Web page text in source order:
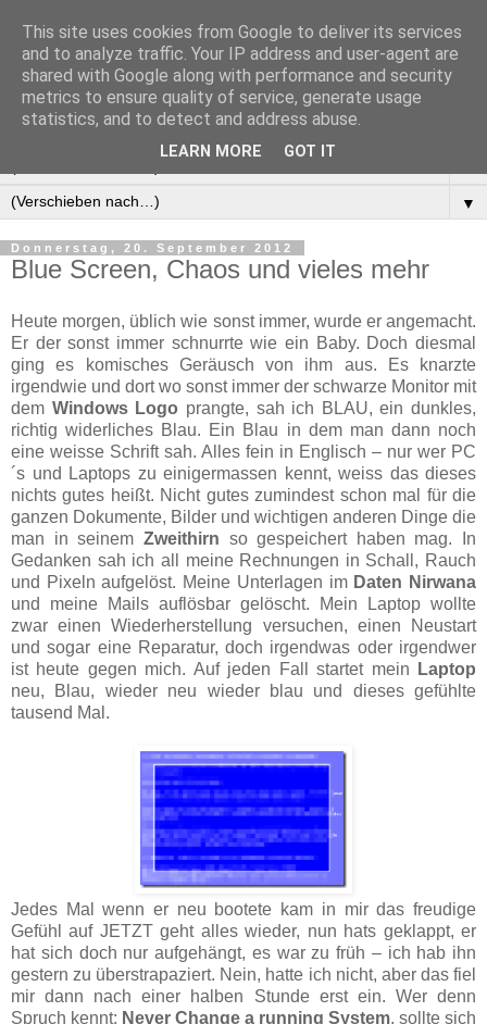
Manus Testwelt, alles
außer langweilig
▼
Donnerstag, 20. September 2012
Blue Screen, Chaos und vieles mehr
Heute morgen, üblich wie sonst immer, wurde er angemacht.
Er der sonst immer schnurrte wie ein Baby. Doch diesmal
ging es komisches Geräusch von ihm aus. Es knarzte
irgendwie und dort wo sonst immer der schwarze Monitor mit
dem Windows Logo prangte, sah ich BLAU, ein dunkles,
richtig widerliches Blau. Ein Blau in dem man dann noch
eine weisse Schrift sah. Alles fein in Englisch – nur wer PC
´s und Laptops zu einigermassen kennt, weiss das dieses
nichts gutes heißt. Nicht gutes zumindest schon mal für die
ganzen Dokumente, Bilder und wichtigen anderen Dinge die
man in seinem Zweithirn so gespeichert haben mag. In
Gedanken sah ich all meine Rechnungen in Schall, Rauch
und Pixeln aufgelöst. Meine Unterlagen im Daten Nirwana
und meine Mails auflösbar gelöscht. Mein Laptop wollte
zwar einen Wiederherstellung versuchen, einen Neustart
und sogar eine Reparatur, doch irgendwas oder irgendwer
ist heute gegen mich. Auf jeden Fall startet mein
Laptop
neu, Blau, wieder neu wieder blau und dieses gefühlte
tausend Mal.
Jedes Mal wenn er neu bootete kam in mir das freudige
Gefühl auf JETZT geht alles wieder, nun hats geklappt, er
hat sich doch nur aufgehängt, es war zu früh – ich hab ihn
gestern zu überstrapaziert. Nein, hatte ich nicht, aber das fiel
mir dann nach einer halben Stunde erst ein. Wer denn
Spruch kennt: Never Change a running System, sollte sich
This site uses cookies from Google to deliver its services
and to analyze traffic. Your IP address and user-agent are
shared with Google along with performance and security
metrics to ensure quality of service, generate usage
statistics, and to detect and address abuse.
LEARN MORE GOT IT